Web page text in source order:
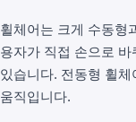
휠체어는 크게 수동형
용자가 직접 손으로
있습니다. 전동형 휠
움직입니다.